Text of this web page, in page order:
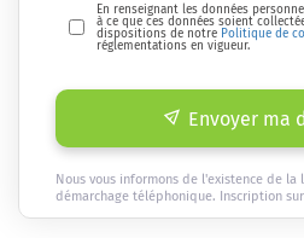
En renseignant les données
à ce que ces données soient
dispositions de notre Politique de
réglementations en vigueur.
Envoyer ma
Nous vous informons de l'existence de
démarchage téléphonique. Inscription sur